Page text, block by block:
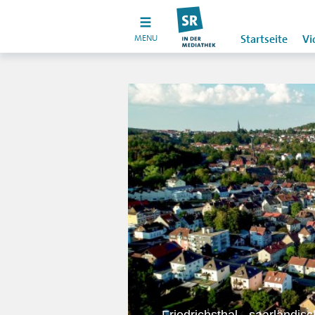
MENU Startseite